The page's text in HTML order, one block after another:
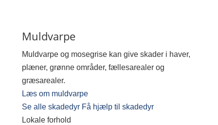
Muldvarpe
Muldvarpe og mosegrise kan give skader i haver,
plæner, grønne områder, fællesarealer og
græsarealer.
Læs om muldvarpe
Se alle skadedyr Få hjælp til skadedyr
Lokale forhold